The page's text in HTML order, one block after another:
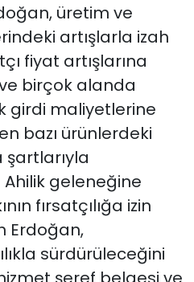
üretim ve
artışlarla izah
fiyat artışlarına
birçok alanda
girdi maliyetlerine
bazı ürünlerdeki
şartlarıyla
geleneğine
fırsatçılığa izin
Erdoğan,
sürdürüleceğini